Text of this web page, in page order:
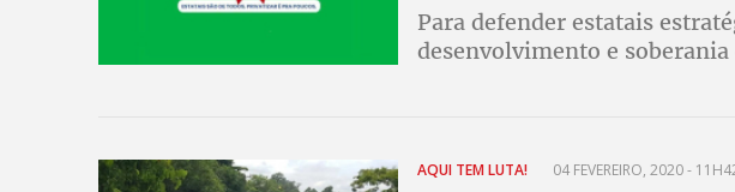
Para defender estatais
desenvolvimento e
AQUI TEM LUTA! 04 FEVEREIRO, 2020 -